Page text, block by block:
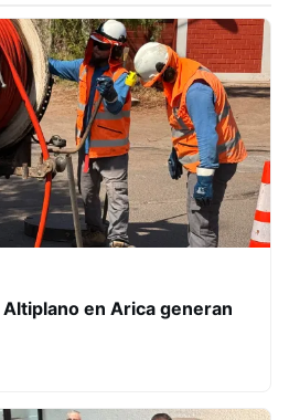
en Arica generan